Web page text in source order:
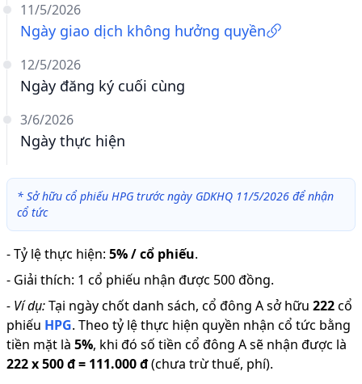
11/5/2026
Ngày giao dịch không hưởng quyền
12/5/2026
Ngày đăng ký cuối cùng
3/6/2026
Ngày thực hiện
* Sở hữu cổ phiếu HPG trước ngày GDKHQ 11/5/2026 để nhận
cổ tức
-Tỷ lệ thực hiện: 5% / cổ phiếu.
- Giải thích: 1 cổ phiếu nhận được 500 đồng.
- Ví dụ:Tại ngày chốt danh sách, cổ đông A sở hữu 222cổ
phiếu HPG. Theo tỷ lệ thực hiện quyền nhận cổ tức bằng
tiền mặt là 5%, khi đó số tiền cổ đông A sẽ nhận được là
222x500 đ= 111.000 đ(chưa trừ thuế, phí).